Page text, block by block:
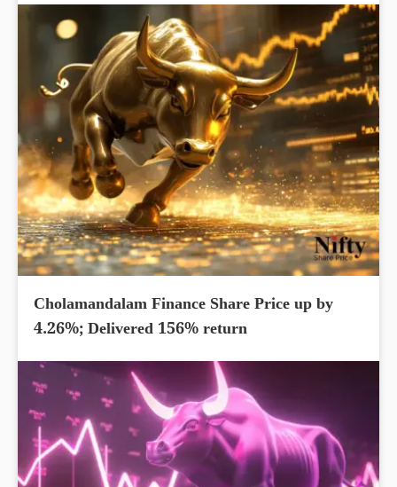
Cholamandalam Finance Share Price up by
4.26%; Delivered 156% return